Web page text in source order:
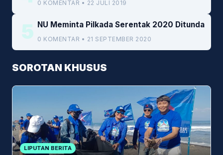
0 KOMENTAR • 22 JULI 2019
5 NU Meminta Pilkada Serentak 2020 Ditunda
0 KOMENTAR • 21 SEPTEMBER 2020
SOROTAN KHUSUS
LIPUTAN BERITA